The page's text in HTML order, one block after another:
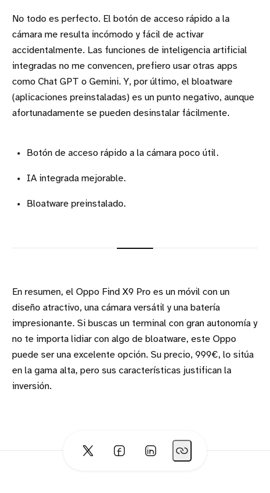
No todo es perfecto. El botón de acceso rápido a la
cámara me resulta incómodo y fácil de activar
accidentalmente. Las funciones de inteligencia artificial
integradas no me convencen, prefiero usar otras apps
como Chat GPT o Gemini. Y, por último, el bloatware
(aplicaciones preinstaladas) es un punto negativo, aunque
afortunadamente se pueden desinstalar fácilmente.
Botón de acceso rápido a la cámara poco útil.
IA integrada mejorable.
Bloatware preinstalado.
En resumen, el Oppo Find X9 Pro es un móvil con un
diseño atractivo, una cámara versátil y una batería
impresionante. Si buscas un terminal con gran autonomía y
no te importa lidiar con algo de bloatware, este Oppo
puede ser una excelente opción. Su precio, 999€, lo sitúa
en la gama alta, pero sus características justifican la
inversión.